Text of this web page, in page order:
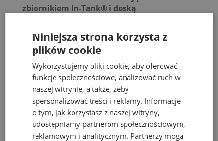
zbiornikiem In-Tank® i deską
Miski WC
3 299,97 zł
4 059,00 zł
- 30%
Niniejsza strona korzysta z
plików cookie
Wykorzystujemy pliki cookie, aby oferować
funkcje społecznościowe, analizować ruch w
naszej witrynie, a także, żeby
spersonalizować treści i reklamy. Informacje
o tym, jak korzystasz z naszej witryny,
udostępniamy partnerom społecznościowym,
reklamowym i analitycznym. Partnerzy mogą